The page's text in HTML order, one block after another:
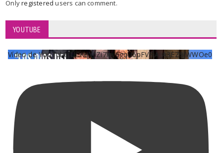
Onlyregisteredusers can comment.
YOUTUBE
Vídeo de YouTube UCKqYjiZi7lzy6gqU6pFVFiA_A3EZ9JWWOe0